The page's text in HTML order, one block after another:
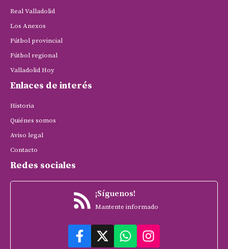
Real Valladolid
Los Anexos
Fútbol provincial
Fútbol regional
Valladolid Hoy
Enlaces de interés
Historia
Quiénes somos
Aviso legal
Contacto
Redes sociales
¡Síguenos!
Mantente informado